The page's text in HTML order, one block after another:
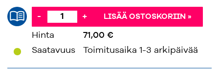
- + LISÄÄ OSTOSKORIIN »
Hinta
71,00 €
Saatavuus
Toimitusaika 1-3 arkipäivää